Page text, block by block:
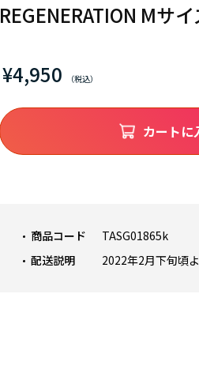
REGENERATION Mサ
¥4,950
商品コード
TASG01865k
配送説明
2022年2月下旬頃
カートに